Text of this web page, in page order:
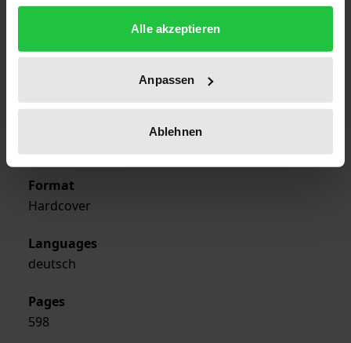
gesammelt haben.
Alle akzeptieren
Anpassen
Ablehnen
Publication Date
Format
Hardcover
Languages
deutsch
Pages
598